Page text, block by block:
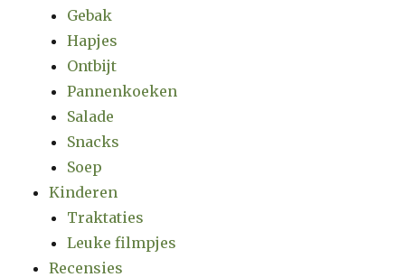
Gebak
Hapjes
Ontbijt
Pannenkoeken
Salade
Snacks
Soep
Kinderen
Traktaties
Leuke filmpjes
Recensies